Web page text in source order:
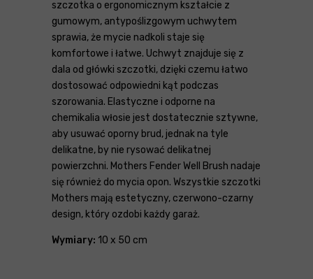
szczotka o ergonomicznym kształcie z
gumowym, antypoślizgowym uchwytem
sprawia, że mycie nadkoli staje się
komfortowe i łatwe. Uchwyt znajduje się z
dala od główki szczotki, dzięki czemu łatwo
dostosować odpowiedni kąt podczas
szorowania. Elastyczne i odporne na
chemikalia włosie jest dostatecznie sztywne,
aby usuwać oporny brud, jednak na tyle
delikatne, by nie rysować delikatnej
powierzchni. Mothers Fender Well Brush nadaje
się również do mycia opon. Wszystkie szczotki
Mothers mają estetyczny, czerwono-czarny
design, który ozdobi każdy garaż.
Wymiary: 10 x 50 cm